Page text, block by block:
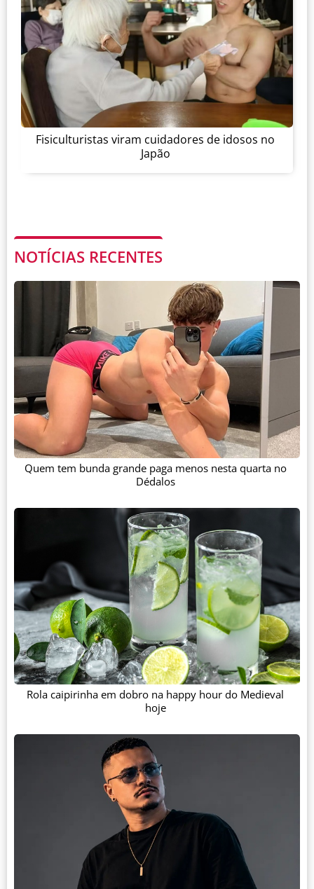
Fisiculturistas viram cuidadores de idosos no
Japão
NOTÍCIAS RECENTES
Quem tem bunda grande paga menos nesta quarta no
Dédalos
Rola caipirinha em dobro na happy hour do Medieval
hoje